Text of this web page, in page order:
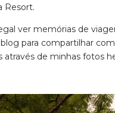
Resort.
ver memórias de
para compartilhar
através de minhas fotos